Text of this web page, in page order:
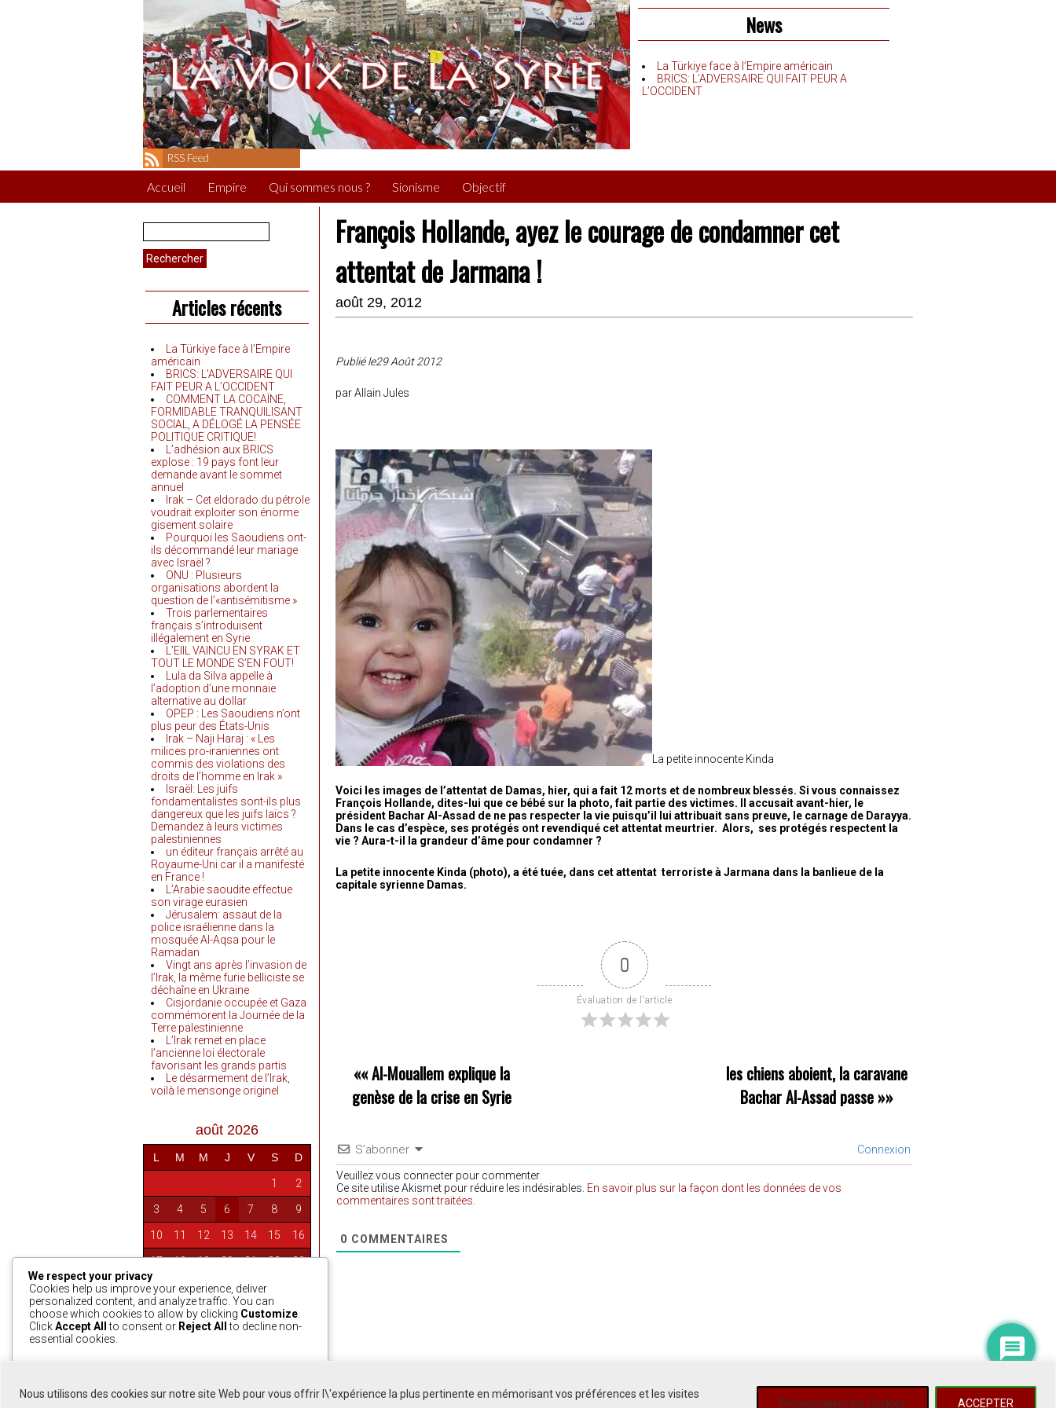
Nous utilisons des cookies sur notre site Web pour vous offrir l\'expérience la plus pertinente en mémorisant vos préférences et les visites
Personnaliser les Cookies ACCEPTER
News
La Türkiye face à l’Empire américain
BRICS: L’ADVERSAIRE QUI FAIT PEUR A
L’OCCIDENT
RSS Feed
Accueil Empire Qui sommes nous ? Sionisme Objectif
Rechercher :
Articles récents
La Türkiye face à l’Empire
américain
BRICS: L’ADVERSAIRE QUI
FAIT PEUR A L’OCCIDENT
COMMENT LA COCAÏNE,
FORMIDABLE TRANQUILISANT
SOCIAL, A DÉLOGÉ LA PENSÉE
POLITIQUE CRITIQUE!
L’adhésion aux BRICS
explose : 19 pays font leur
demande avant le sommet
annuel
Irak – Cet eldorado du pétrole
voudrait exploiter son énorme
gisement solaire
Pourquoi les Saoudiens ont-
ils décommandé leur mariage
avec Israël ?
ONU : Plusieurs
organisations abordent la
question de l’«antisémitisme »
Trois parlementaires
français s’introduisent
illégalement en Syrie
L’EIIL VAINCU EN SYRAK ET
TOUT LE MONDE S’EN FOUT!
Lula da Silva appelle à
l’adoption d’une monnaie
alternative au dollar
OPEP : Les Saoudiens n’ont
plus peur des États-Unis
Irak – Naji Haraj : « Les
milices pro-iraniennes ont
commis des violations des
droits de l’homme en Irak »
Israël: Les juifs
fondamentalistes sont-ils plus
dangereux que les juifs laïcs ?
Demandez à leurs victimes
palestiniennes
un éditeur français arrêté au
Royaume-Uni car il a manifesté
en France !
L’Arabie saoudite effectue
son virage eurasien
Jérusalem: assaut de la
police israélienne dans la
mosquée Al-Aqsa pour le
Ramadan
Vingt ans après l’invasion de
l’Irak, la même furie belliciste se
déchaîne en Ukraine
Cisjordanie occupée et Gaza
commémorent la Journée de la
Terre palestinienne
L’Irak remet en place
l’ancienne loi électorale
favorisant les grands partis
Le désarmement de l’Irak,
voilà le mensonge originel
août 2026
L M M J V S D
1 2
3 4 5 6 7 8 9
10 11 12 13 14 15 16
17 18 19 20 21 22 23
24 25 26 27 28
31
François Hollande, ayez le courage de condamner cet
attentat de Jarmana !
août 29, 2012
Publié le29 Août 2012
par Allain Jules
La petite innocente Kinda
Voici les images de l’attentat de Damas, hier, qui a fait 12 morts et de nombreux blessés. Si vous connaissez
François Hollande, dites-lui que ce bébé sur la photo, fait partie des victimes. Il accusait avant-hier, le
président Bachar Al-Assad de ne pas respecter la vie puisqu’il lui attribuait sans preuve, le carnage de Darayya.
Dans le cas d’espèce, ses protégés ont revendiqué cet attentat meurtrier. Alors, ses protégés respectent la
vie ? Aura-t-il la grandeur d’âme pour condamner ?
La petite innocente Kinda (photo), a été tuée, dans cet attentat terroriste à Jarmana dans la banlieue de la
capitale syrienne Damas.
0
Évaluation de l'article
««Al-Mouallem explique la
genèse de la crise en Syrie
les chiens aboient, la caravane
Bachar Al-Assad passe »»
S’abonner Connexion
Veuillez vous connecter pour commenter
Ce site utilise Akismet pour réduire les indésirables. En savoir plus sur la façon dont les données de vos
commentaires sont traitées
0 COMMENTAIRES
We respect your privacy
Cookies help us improve your experience, deliver
personalized content, and analyze traffic. You can
choose which cookies to allow by clicking Customize
ClickAccept All to consent or Reject All
to decline non-
essential cookies.
Powered by